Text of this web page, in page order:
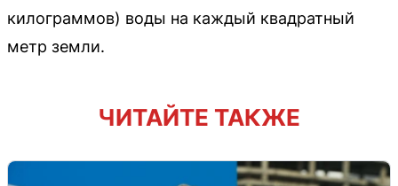
килограммов) воды на каждый квадратный
метр земли.
ЧИТАЙТЕ ТАКЖЕ